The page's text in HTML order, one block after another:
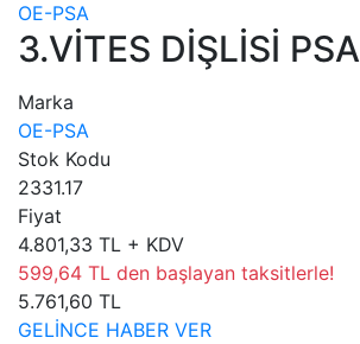
OE-PSA
3.VİTES DİŞLİSİ PSA
Marka
OE-PSA
Stok Kodu
2331.17
Fiyat
4.801,33 TL + KDV
599,64 TL den başlayan taksitlerle!
5.761,60 TL
GELİNCE HABER VER